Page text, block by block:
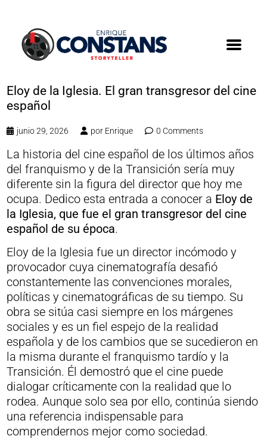
Eloy de la Iglesia. El gran transgresor del cine
español
junio 29, 2026 por Enrique 0 Comments
La historia del cine español de los últimos años
del franquismo y de la Transición sería muy
diferente sin la figura del director que hoy me
ocupa. Dedico esta entrada a conocer a Eloy de
la Iglesia, que fue el gran transgresor del cine
español de su época.
Eloy de la Iglesia fue un director incómodo y
provocador cuya cinematografía desafió
constantemente las convenciones morales,
políticas y cinematográficas de su tiempo. Su
obra se sitúa casi siempre en los márgenes
sociales y es un fiel espejo de la realidad
española y de los cambios que se sucedieron en
la misma durante el franquismo tardío y la
Transición. Él demostró que el cine puede
dialogar críticamente con la realidad que lo
rodea. Aunque solo sea por ello, continúa siendo
una referencia indispensable para
comprendernos mejor como sociedad.